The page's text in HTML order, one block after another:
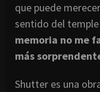
que puede
sentido del
memoria no me
más
Shutter es una